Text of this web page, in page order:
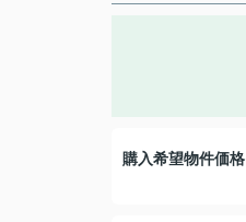
購入希望物件価格